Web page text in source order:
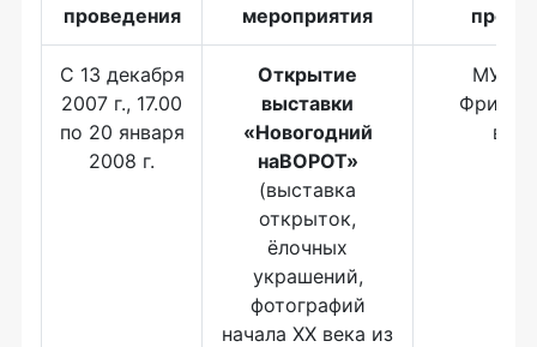
проведения
мероприятия
С 13 декабря
2007 г., 17.00
по 20 января
2008 г.
Открытие
выставки
«Новогодний
наВОРОТ»
(выставка
открыток,
ёлочных
украшений,
фотографий
начала ХХ века из
МУК